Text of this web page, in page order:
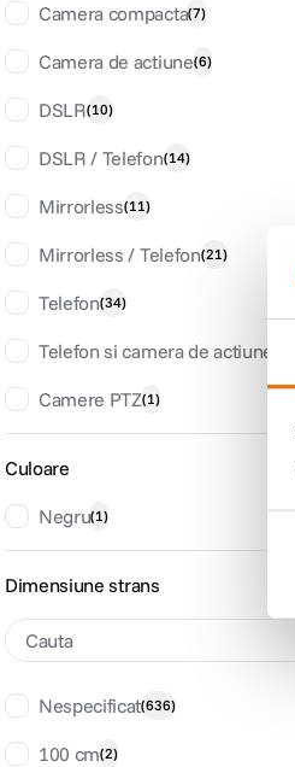
Camera compacta(7)
Camera de actiune(6)
DSLR(10)
DSLR / Telefon(14)
Mirrorless(11)
Mirrorless / Telefon(21)
Telefon(34)
Telefon si camera de actiune
Camere PTZ(1)
Culoare
Negru(1)
Dimensiune strans
Nespecificat(636)
100 cm(2)